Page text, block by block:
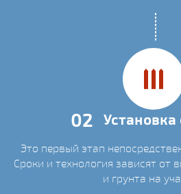
02 Установка
Это первый этап
Сроки и технология зависят от
и грунта на